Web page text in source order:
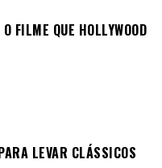
FILME QUE HOLLYWOOD
LEVAR CLÁSSICOS